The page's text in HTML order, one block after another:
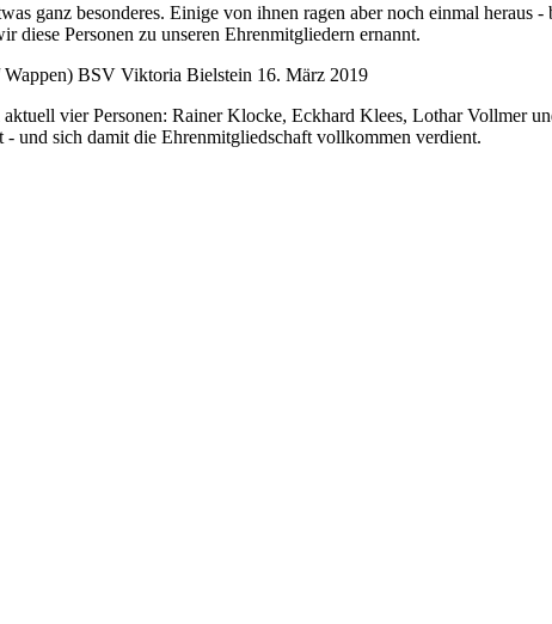
ganz besonderes. Einige von ihnen ragen aber noch einmal
diese Personen zu unseren Ehrenmitgliedern ernannt.
BSV Viktoria Bielstein 16. März 2019
vier Personen: Rainer Klocke, Eckhard Klees, Lothar Vollmer
- und sich damit die Ehrenmitgliedschaft vollkommen verdient.